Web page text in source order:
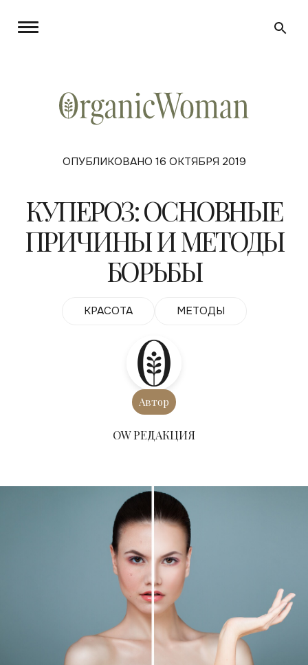
ОПУБЛИКОВАНО 16 ОКТЯБРЯ 2019
КУПЕРОЗ: ОСНОВНЫЕ
ПРИЧИНЫ И МЕТОДЫ
БОРЬБЫ
КРАСОТА МЕТОДЫ
Автор
ОW РЕДАКЦИЯ